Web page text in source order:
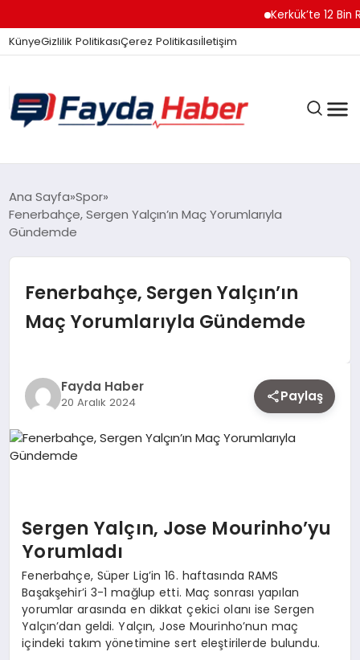
Kerkük’te 12 Bin
KünyeGizlilik PolitikasıÇerez Politikasıİletişim
GÜNDEM
TEKNOLOJI
SIYASET
YAŞAM
DÜNYA
Ana Sayfa Spor
Fenerbahçe, Sergen Yalçın’ın Maç Yorumlarıyla
Gündemde
Fenerbahçe, Sergen Yalçın’ın
Maç Yorumlarıyla Gündemde
Fayda Haber
20 Aralık 2024 Paylaş
Sergen Yalçın, Jose Mourinho’yu
Yorumladı
Fenerbahçe, Süper Lig’in 16. haftasında RAMS
Başakşehir’i 3-1 mağlup etti. Maç sonrası yapılan
yorumlar arasında en dikkat çekici olanı ise Sergen
Yalçın’dan geldi. Yalçın, Jose Mourinho’nun maç
içindeki takım yönetimine sert eleştirilerde bulundu.